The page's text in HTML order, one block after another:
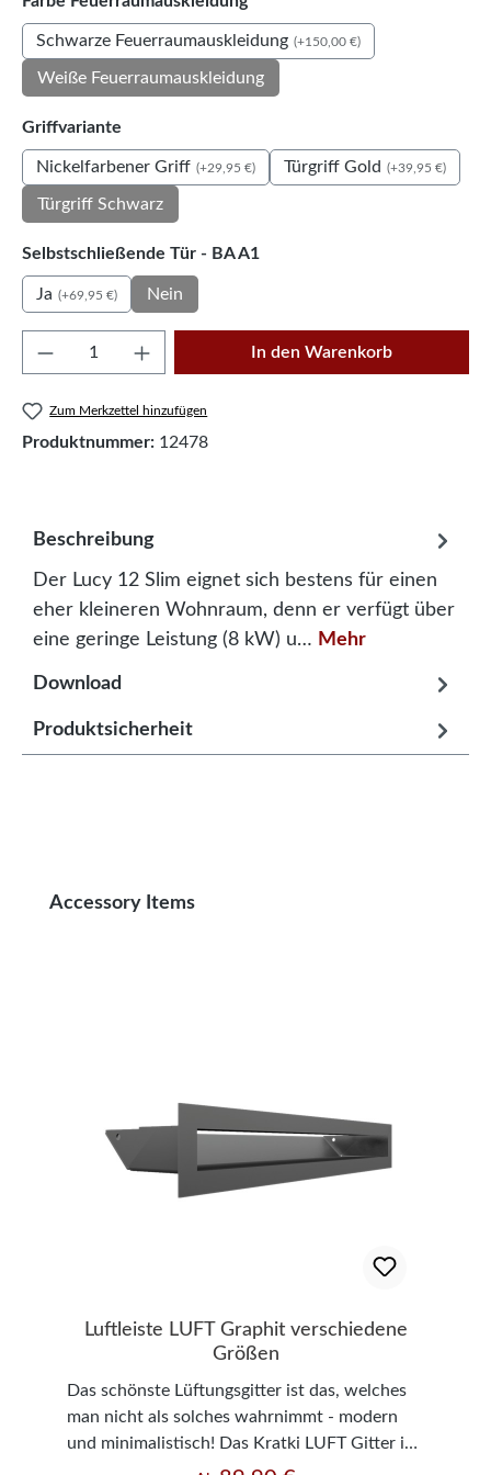
Schwarze Feuerraumauskleidung (+150,00 €)
Weiße Feuerraumauskleidung
Griffvariante
Nickelfarbener Griff (+29,95 €) Türgriff Gold (+39,95 €)
Türgriff Schwarz
Selbstschließende Tür - BA A1
Ja (+69,95 €) Nein
Produkt Anzahl: Gib den gewünschten
In den Warenkorb
Zum Merkzettel hinzufügen
Produktnummer: 12478
Beschreibung
Der Lucy 12 Slim eignet sich bestens für einen
eher kleineren Wohnraum, denn er verfügt über
eine geringe Leistung (8 kW) u… Mehr
Download
Produktsicherheit
Produktgalerie überspringen
Accessory Items
Luftleiste LUFT Graphit verschiedene
Größen
Das schönste Lüftungsgitter ist das, welches
man nicht als solches wahrnimmt - modern
und minimalistisch! Das Kratki LUFT Gitter ist
das nachfolge Modell des TUNEL Gitters. Hier